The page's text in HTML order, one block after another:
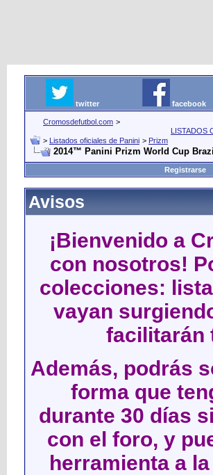
twitter facebook
Cromosdefutbol.com >
LISTADOS
> Listados oficiales de Panini > Prizm
2014™ Panini Prizm World Cup Brazil
Registrarse
Avisos
¡Bienvenido a
con nosotros!
colecciones:
vayan
facilitarán
Además, podrás
forma que
durante 30 días
con el foro, y
herramienta a